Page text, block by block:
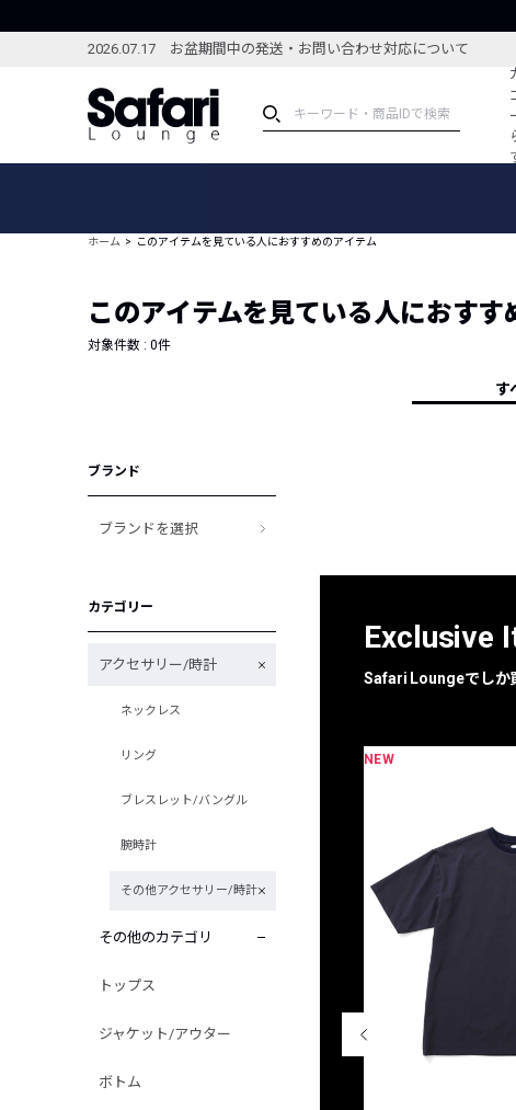
2026.07.17 お盆期間中の発送・お問い合わせ対応について
ブランドから探す
新着アイテム
編集部のおすすめアイテム
特集記事
コーディネート
ホーム このアイテムを見ている人におすすめのアイテム
このアイテムを見ている人におすす
対象件数 : 0件
す
ブランド
ブランドを選択
カテゴリー
アクセサリー/時計
ネックレス
リング
ブレスレット/バングル
腕時計
その他アクセサリー/時計
その他のカテゴリ
トップス
ジャケット/アウター
ボトム
Exclusive
Safari Loungeでしか
NEW